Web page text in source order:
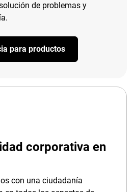
de problemas y
para productos
corporativa en
con una ciudadanía